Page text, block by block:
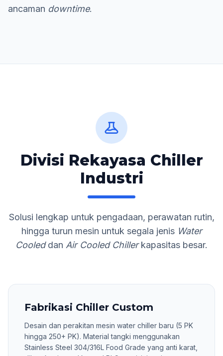
ancaman downtime.
Divisi Rekayasa Chiller
Industri
Solusi lengkap untuk pengadaan, perawatan rutin,
hingga turun mesin untuk segala jenis Water
Cooleddan Air Cooled Chillerkapasitas besar.
Fabrikasi Chiller Custom
Desain dan perakitan mesin water chiller baru (5 PK
hingga 250+ PK). Material tangki menggunakan
Stainless Steel 304/316L Food Grade yang anti karat,